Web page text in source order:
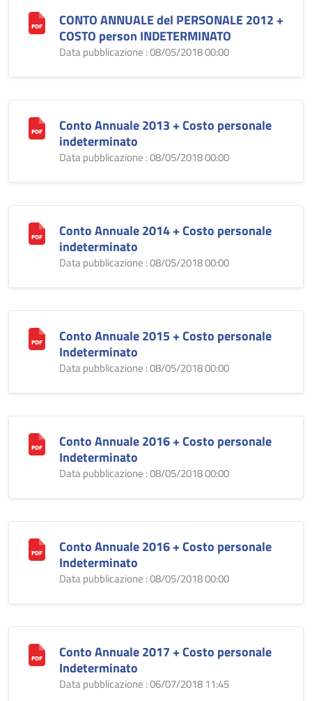
CONTO ANNUALE del PERSONALE 2012 +
COSTO person INDETERMINATO
Data pubblicazione : 08/05/2018 00:00
Conto Annuale 2013 + Costo personale
indeterminato
Data pubblicazione : 08/05/2018 00:00
Conto Annuale 2014 + Costo personale
indeterminato
Data pubblicazione : 08/05/2018 00:00
Conto Annuale 2015 + Costo personale
Indeterminato
Data pubblicazione : 08/05/2018 00:00
Conto Annuale 2016 + Costo personale
Indeterminato
Data pubblicazione : 08/05/2018 00:00
Conto Annuale 2016 + Costo personale
Indeterminato
Data pubblicazione : 08/05/2018 00:00
Conto Annuale 2017 + Costo personale
Indeterminato
Data pubblicazione : 06/07/2018 11:45